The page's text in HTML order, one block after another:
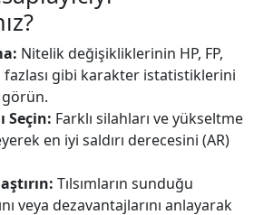
Nitelik değişikliklerinin HP, FP,
fazlası gibi karakter istatistiklerini
Seçin: Farklı silahları ve yükseltme
en iyi saldırı derecesini (AR)
Tılsımların sunduğu
veya dezavantajlarını anlayarak